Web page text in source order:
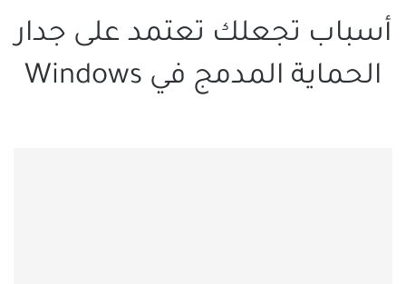
أسباب تجعلك تعتمد على جدار
الحماية المدمج في Windows